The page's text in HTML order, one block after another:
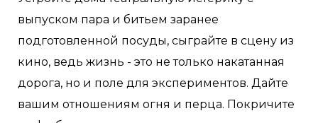
выпуском пара и битьем заранее
подготовленной посуды, сыграйте в сцену из
кино, ведь жизнь - это не только накатанная
дорога, но и поле для экспериментов. Дайте
вашим отношениям огня и перца. Покричите